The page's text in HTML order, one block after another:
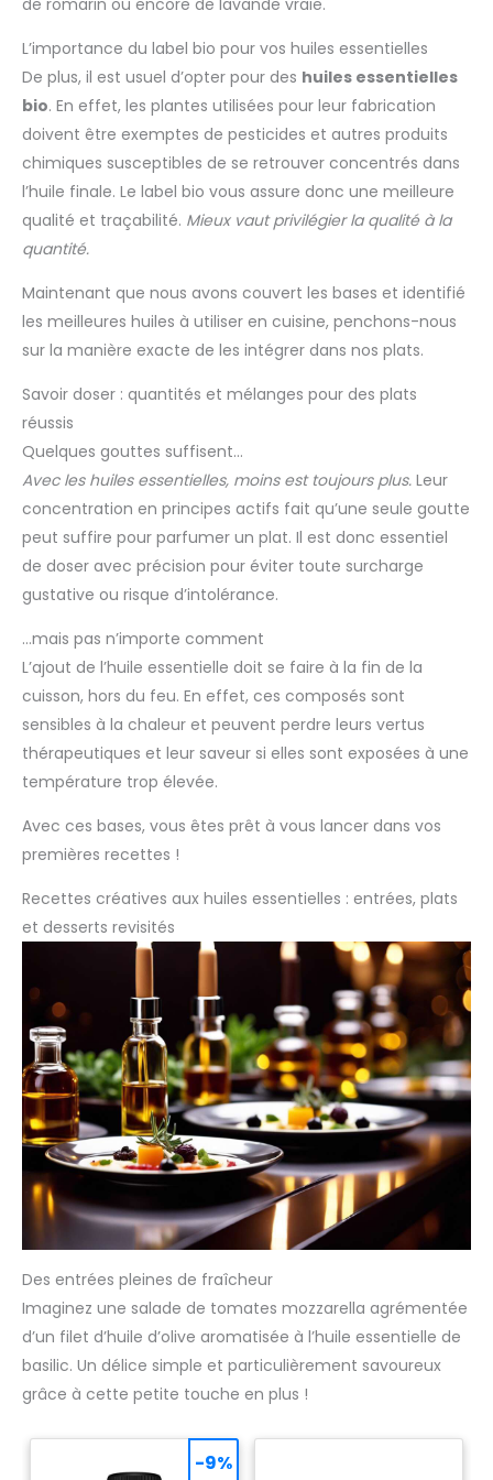
de romarin ou encore de lavande vraie.
L’importance du label bio pour vos huiles essentielles
De plus, il est usuel d’opter pour des huiles essentielles
bio. En effet, les plantes utilisées pour leur fabrication
doivent être exemptes de pesticides et autres produits
chimiques susceptibles de se retrouver concentrés dans
l’huile finale. Le label bio vous assure donc une meilleure
qualité et traçabilité. Mieux vaut privilégier la qualité à la
quantité.
Maintenant que nous avons couvert les bases et identifié
les meilleures huiles à utiliser en cuisine, penchons-nous
sur la manière exacte de les intégrer dans nos plats.
Savoir doser : quantités et mélanges pour des plats
réussis
Quelques gouttes suffisent…
Avec les huiles essentielles, moins est toujours plus. Leur
concentration en principes actifs fait qu’une seule goutte
peut suffire pour parfumer un plat. Il est donc essentiel
de doser avec précision pour éviter toute surcharge
gustative ou risque d’intolérance.
…mais pas n’importe comment
L’ajout de l’huile essentielle doit se faire à la fin de la
cuisson, hors du feu. En effet, ces composés sont
sensibles à la chaleur et peuvent perdre leurs vertus
thérapeutiques et leur saveur si elles sont exposées à une
température trop élevée.
Avec ces bases, vous êtes prêt à vous lancer dans vos
premières recettes !
Recettes créatives aux huiles essentielles : entrées, plats
et desserts revisités
Des entrées pleines de fraîcheur
Imaginez une salade de tomates mozzarella agrémentée
d’un filet d’huile d’olive aromatisée à l’huile essentielle de
basilic. Un délice simple et particulièrement savoureux
grâce à cette petite touche en plus !
-9%